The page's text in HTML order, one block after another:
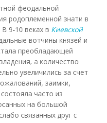
феодальной
родоплеменной знати в
9-10 веках в Киевской
вотчины князей и
преобладающей
а количество
увеличились за счет
заимки,
часто из
на большой
связанных друг с